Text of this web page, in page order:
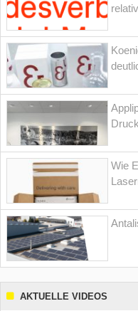
Wie
AKTUELLE VIDEOS